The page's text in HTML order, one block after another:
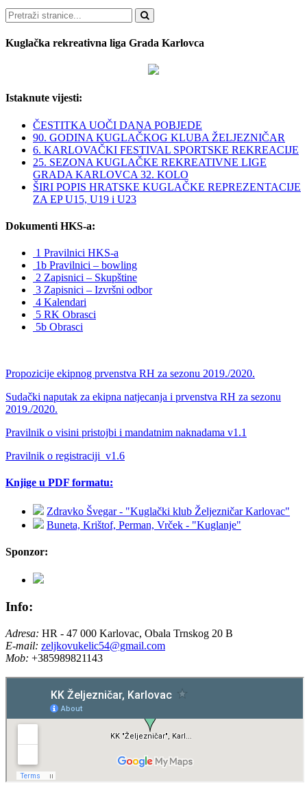
Pretraži
Kuglačka rekreativna liga Grada Karlovca
Istaknute vijesti:
ČESTITKA UOČI DANA POBJEDE
90. GODINA KUGLAČKOG KLUBA ŽELJEZNIČAR
6. KARLOVAČKI FESTIVAL SPORTSKE REKREACIJE
25. SEZONA KUGLAČKE REKREATIVNE LIGE
GRADA KARLOVCA 32. KOLO
ŠIRI POPIS HRATSKE KUGLAČKE REPREZENTACIJE
ZA EP U15, U19 i U23
Dokumenti HKS-a:
1 Pravilnici HKS-a
1b Pravilnici – bowling
2 Zapisnici – Skupštine
3 Zapisnici – Izvršni odbor
4 Kalendari
5 RK Obrasci
5b Obrasci
Propozicije ekipnog prvenstva RH za sezonu 2019./2020.
Sudački naputak za ekipna natjecanja i prvenstva RH za sezonu
2019./2020.
Pravilnik o visini pristojbi i mandatnim naknadama v1.1
Pravilnik o registraciji_v1.6
Knjige u PDF formatu:
Zdravko Švegar - "Kuglački klub Željezničar Karlovac"
Buneta, Krištof, Perman, Vrček - "Kuglanje"
Sponzor:
Info:
Adresa: HR - 47 000 Karlovac, Obala Trnskog 20 B
E-mail: zeljkovukelic54@gmail.com
Mob: +385989821143